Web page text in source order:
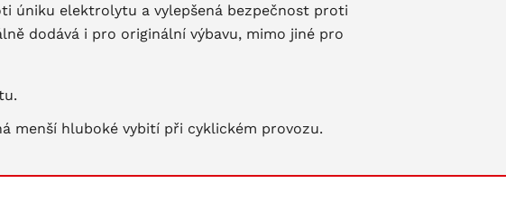
úniku elektrolytu a vylepšená bezpečnost proti
dodává i pro originální výbavu, mimo jiné pro
menší hluboké vybití při cyklickém provozu.